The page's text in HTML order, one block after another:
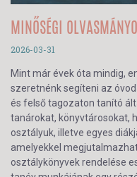
MINŐSÉGI
2026-03-31
Mint már évek óta mindig,
szeretnénk segíteni az
és felső tagozaton tanító
tanárokat, könyvtárosokat,
osztályuk, illetve egyes
amelyekkel
osztálykönyvek rendelése